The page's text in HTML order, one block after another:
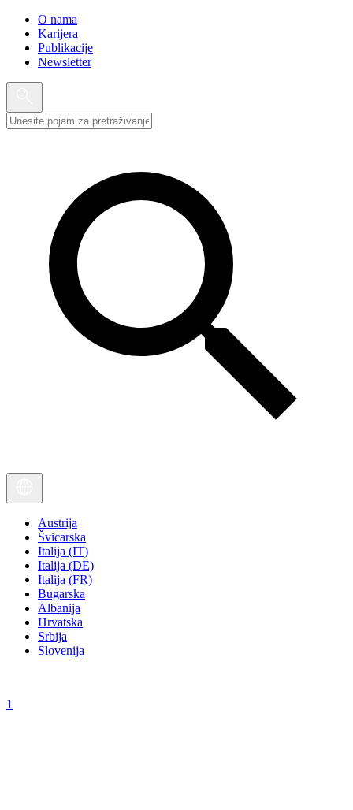
O nama
Karijera
Publikacije
Newsletter
Austrija
Švicarska
Italija (IT)
Italija (DE)
Italija (FR)
Bugarska
Albanija
Hrvatska
Srbija
Slovenija
1